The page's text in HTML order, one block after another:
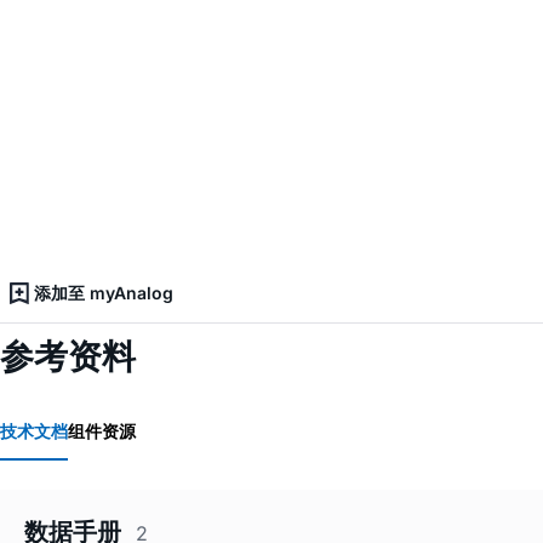
添加至 myAnalog
参考资料
技术文档组件资源
数据手册 2